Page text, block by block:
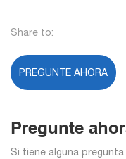
Share to:
PREGUNTE AHORA
Pregunte
Si tiene alguna